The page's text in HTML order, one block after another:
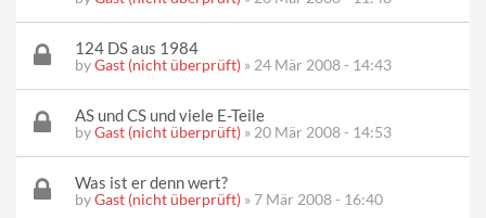
124 DS aus 1984
byGast (nicht überprüft) » 24 Mär 2008 - 14:43
AS und CS und viele E-Teile
byGast (nicht überprüft) » 20 Mär 2008 - 14:53
Was ist er denn wert?
byGast (nicht überprüft) » 7 Mär 2008 - 16:40